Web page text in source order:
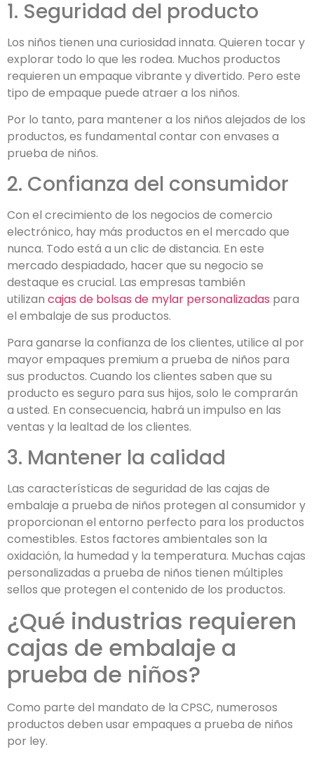
1. Seguridad del producto
Los niños tienen una curiosidad innata. Quieren tocar y
explorar todo lo que les rodea. Muchos productos
requieren un empaque vibrante y divertido. Pero este
tipo de empaque puede atraer a los niños.
Por lo tanto, para mantener a los niños alejados de los
productos, es fundamental contar con envases a
prueba de niños.
2. Confianza del consumidor
Con el crecimiento de los negocios de comercio
electrónico, hay más productos en el mercado que
nunca. Todo está a un clic de distancia. En este
mercado despiadado, hacer que su negocio se
destaque es crucial. Las empresas también
utilizan cajas de bolsas de mylar personalizadas para
el embalaje de sus productos.
Para ganarse la confianza de los clientes, utilice al por
mayor empaques premium a prueba de niños para
sus productos. Cuando los clientes saben que su
producto es seguro para sus hijos, solo le comprarán
a usted. En consecuencia, habrá un impulso en las
ventas y la lealtad de los clientes.
3. Mantener la calidad
Las características de seguridad de las cajas de
embalaje a prueba de niños protegen al consumidor y
proporcionan el entorno perfecto para los productos
comestibles. Estos factores ambientales son la
oxidación, la humedad y la temperatura. Muchas cajas
personalizadas a prueba de niños tienen múltiples
sellos que protegen el contenido de los productos.
¿Qué industrias requieren
cajas de embalaje a
prueba de niños?
Como parte del mandato de la CPSC, numerosos
productos deben usar empaques a prueba de niños
por ley.